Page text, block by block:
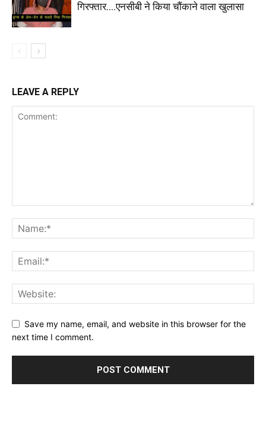
गिरफ्तार….एनसीबी ने किया चौंकाने वाला खुलासा
LEAVE A REPLY
Save my name, email, and website in this browser for the
next time I comment.